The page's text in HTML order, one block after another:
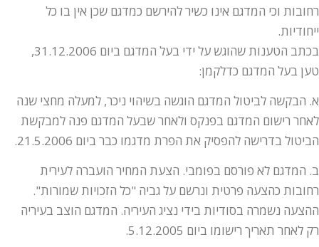
רחובות וכי המדגם אינו כשיר להירשם כמדגם שכן אין בו כל
ייחודיות.
בכתב הטענות שהוגש על ידי בעל המדגם ביום 31.12.2006,
טען בעל המדגם כדלקמן:
א. הבקשה לביטול המדגם הוגשה בשיהוי ניכר, למעלה מחצי שנה
לאחר רישום המדגם בפנקס ולאחר שבעל המדגם פנה למבקשת
הביטול בדרישה להפסיק את הפרת מדגמו כבר ביום 21.5.2006.
ב. המדגם לא פורסם בפומבי. הצעת המחיר הועברה לעירית
רחובות כהצעה פרטית ונרשם על גביה "כל הזכויות שמורות".
ההצעה נשמרה בסודיות בידי נציג העיריה. המדגם הוצב בעיריה
רק לאחר תאריך רישומו ביום 5.12.2005.